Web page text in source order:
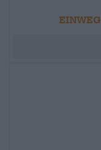
EINWEG